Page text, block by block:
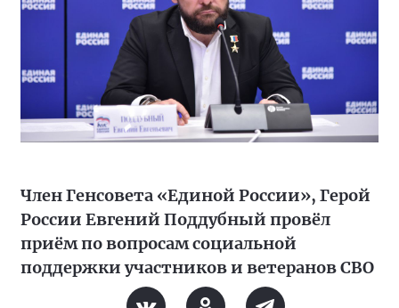
Член Генсовета «Единой России», Герой
России Евгений Поддубный провёл
приём по вопросам социальной
поддержки участников и ветеранов СВО